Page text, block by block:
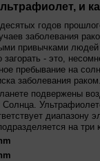
и
годов
заболевания
привычками
загорать - это,
пребывание на
заболевания
подвержены
Солнца.
диапазону
на три